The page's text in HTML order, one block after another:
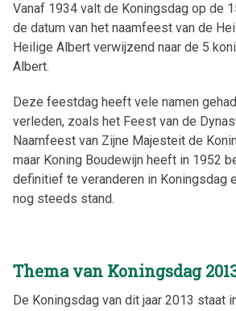
Vanaf 1934 valt de Koningsdag op de
de datum van het naamfeest van de
Heilige Albert verwijzend naar de 5
Albert.
Deze feestdag heeft vele namen
verleden, zoals het Feest van de
Naamfeest van Zijne Majesteit de
maar Koning Boudewijn heeft in 1952
definitief te veranderen in Koningsdag
nog steeds stand.
Thema van Koningsdag
De Koningsdag van dit jaar 2013 staat